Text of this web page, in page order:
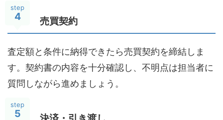
step
4 売買契約
査定額と条件に納得できたら売買契約を締結しま
す。契約書の内容を十分確認し、不明点は担当者に
質問しながら進めましょう。
step
5